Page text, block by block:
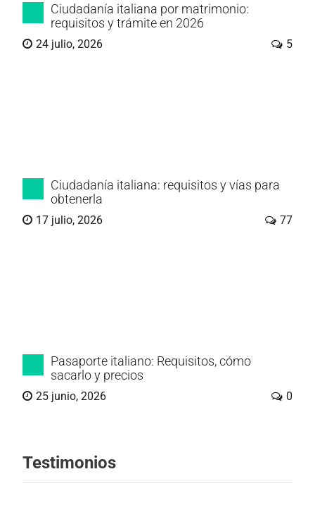
Ciudadanía italiana por matrimonio:
requisitos y trámite en 2026
24 julio, 2026 5
Ciudadanía italiana: requisitos y vías para
obtenerla
17 julio, 2026 77
Pasaporte italiano: Requisitos, cómo
sacarlo y precios
25 junio, 2026 0
Testimonios